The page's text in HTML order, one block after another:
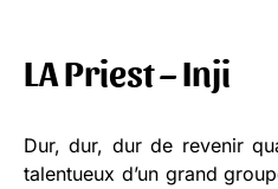
LA Priest – Inji
Dur, dur, dur de revenir
talentueux d’un grand